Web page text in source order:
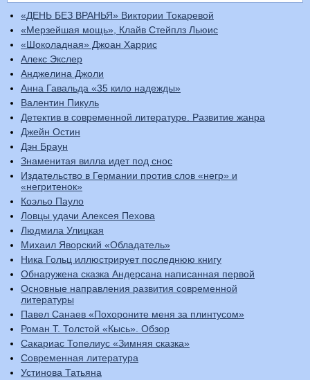
«ДЕНЬ БЕЗ ВРАНЬЯ» Виктории Токаревой
«Мерзейшая мощь», Клайв Стейплз Льюис
«Шоколадная» Джоан Харрис
Алекс Экслер
Анджелина Джоли
Анна Гавальда «35 кило надежды»
Валентин Пикуль
Детектив в современной литературе. Развитие жанра
Джейн Остин
Дэн Браун
Знаменитая вилла идет под снос
Издательство в Германии против слов «негр» и
«негритенок»
Коэльо Пауло
Ловцы удачи Алексея Пехова
Людмила Улицкая
Михаил Яворский «Обладатель»
Ника Гольц иллюстрирует последнюю книгу
Обнаружена сказка Андерсана написанная первой
Основные направления развития современной
литературы
Павел Санаев «Похороните меня за плинтусом»
Роман Т. Толстой «Кысь». Обзор
Сакариас Топелиус «Зимняя сказка»
Современная литература
Устинова Татьяна